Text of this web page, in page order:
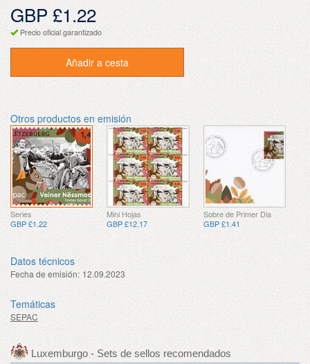
GBP £1.22
Precio oficial garantizado
Añadir a cesta
Otros productos en emisión
Series
GBP £1.22
Mini Hojas
GBP £12.17
Sobre de Primer Dia
GBP £1.41
Datos técnicos
Fecha de emisión: 12.09.2023
Temáticas
SEPAC
Luxemburgo - Sets de sellos recomendados